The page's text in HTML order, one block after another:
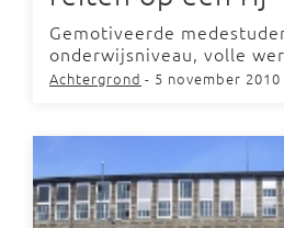
Gemotiveerde
onderwijsniveau, volle
Achtergrond - 5 november 2010